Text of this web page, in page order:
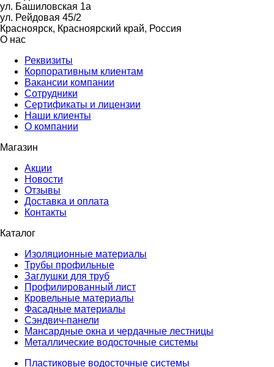
ул. Башиловская 1а
ул. Рейдовая 45/2
Красноярск, Красноярский край, Россия
О нас
Реквизиты
Корпоративным клиентам
Вакансии компании
Сотрудники
Сертификаты и лицензии
Наши клиенты
О компании
Магазин
Акции
Новости
Отзывы
Доставка и оплата
Контакты
Каталог
Изоляционные материалы
Трубы профильные
Заглушки для труб
Профилированный лист
Кровельные материалы
Фасадные материалы
Сэндвич-панели
Мансардные окна и чердачные лестницы
Металлические водосточные системы
Пластиковые водосточные системы